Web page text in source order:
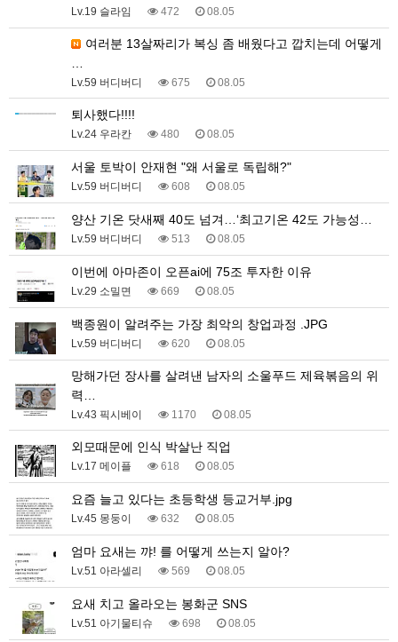
Lv.19 슬라임 472 08.05
Lv.59 버디버디 675 08.05
퇴사했다!!!!
Lv.24 우라칸 480 08.05
서울 토박이 안재현 "왜 서울로 독립해?"
Lv.59 버디버디 608 08.05
양산 기온 닷새째 40도 넘겨…‘최고기온 42도 가능성…
Lv.59 버디버디 513 08.05
이번에 아마존이 오픈ai에 75조 투자한 이유
Lv.29 소밀면 669 08.05
백종원이 알려주는 가장 최악의 창업과정 .JPG
Lv.59 버디버디 620 08.05
망해가던 장사를 살려낸 남자의 소울푸드 제육볶음의 위
력…
Lv.43 픽시베이 1170 08.05
외모때문에 인식 박살난 직업
Lv.17 메이플 618 08.05
요즘 늘고 있다는 초등학생 등교거부.jpg
Lv.45 몽둥이 632 08.05
엄마 요새는 꺄! 를 어떻게 쓰는지 알아?
Lv.51 아라셀리 569 08.05
요새 치고 올라오는 봉화군 SNS
Lv.51 아기물티슈 698 08.05